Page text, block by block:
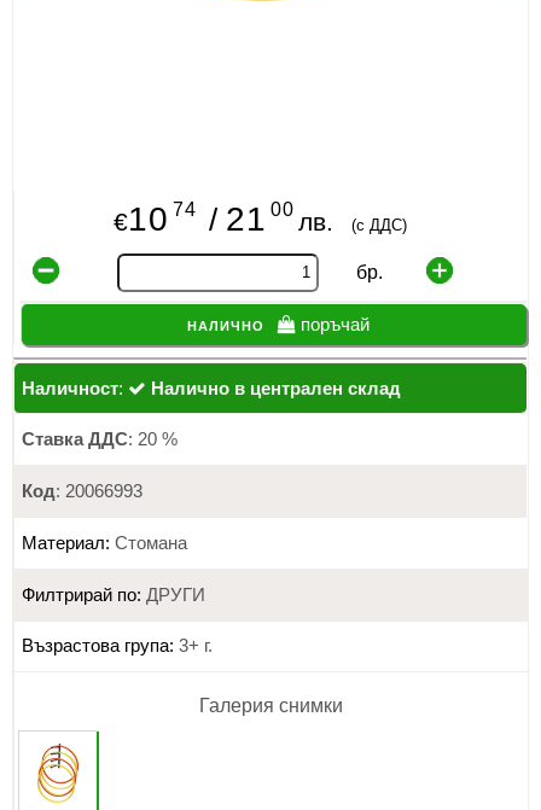
€10 74 / 21 00 лв. (с ДДС)
бр.
налично поръчай
Наличност: Налично в централен склад
Ставка ДДС: 20 %
Код: 20066993
Материал: Стомана
Филтрирай по: ДРУГИ
Възрастова група: 3+ г.
Галерия снимки